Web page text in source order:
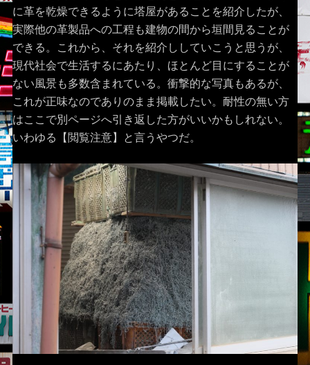
に革を乾燥できるように塔屋があることを紹介したが、
実際他の革製品への工程も建物の間から垣間見ることが
できる。これから、それを紹介ししていこうと思うが、
現代社会で生活するにあたり、ほとんど目にすることが
ない風景も多数含まれている。衝撃的な写真もあるが、
これが正味なのでありのまま掲載したい。耐性の無い方
はここで別ページへ引き返した方がいいかもしれない。
いわゆる【閲覧注意】と言うやつだ。